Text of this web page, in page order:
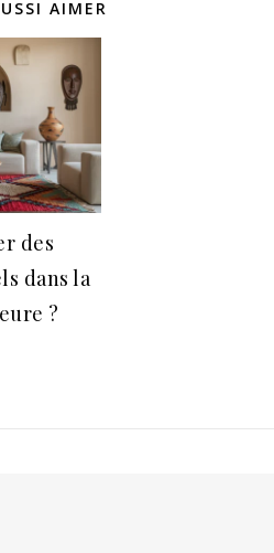
AIMER
des
dans la
?